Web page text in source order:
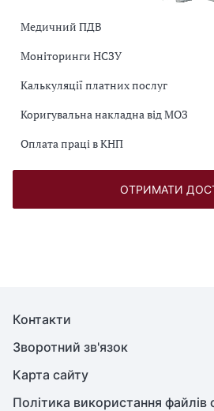
Медичний ПДВ
Моніторинги НСЗУ
Калькуляції платних послуг
Коригувальна накладна від МОЗ
Оплата праці в КНП
ОТРИМАТИ
Контакти
Зворотний зв'язок
Карта сайту
Політика використання файлів